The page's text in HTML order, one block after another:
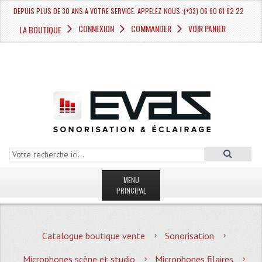
DEPUIS PLUS DE 30 ANS A VOTRE SERVICE. APPELEZ-NOUS :(+33) 06 60 61 62 22
LA BOUTIQUE CONNEXION COMMANDER VOIR PANIER
MENU
PRINCIPAL
MAGASIN
Catalogue boutique vente
Sonorisation
Microphones scène et studio
Microphones filaires